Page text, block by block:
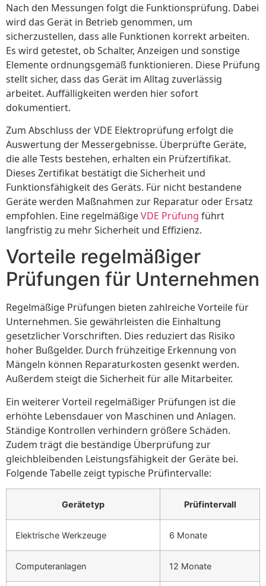
Nach den Messungen folgt die Funktionsprüfung. Dabei
wird das Gerät in Betrieb genommen, um
sicherzustellen, dass alle Funktionen korrekt arbeiten.
Es wird getestet, ob Schalter, Anzeigen und sonstige
Elemente ordnungsgemäß funktionieren. Diese Prüfung
stellt sicher, dass das Gerät im Alltag zuverlässig
arbeitet. Auffälligkeiten werden hier sofort
dokumentiert.
Zum Abschluss der VDE Elektroprüfung erfolgt die
Auswertung der Messergebnisse. Überprüfte Geräte,
die alle Tests bestehen, erhalten ein Prüfzertifikat.
Dieses Zertifikat bestätigt die Sicherheit und
Funktionsfähigkeit des Geräts. Für nicht bestandene
Geräte werden Maßnahmen zur Reparatur oder Ersatz
empfohlen. Eine regelmäßigeVDE Prüfung führt
langfristig zu mehr Sicherheit und Effizienz.
Vorteile regelmäßiger
Prüfungen für Unternehmen
Regelmäßige Prüfungen bieten zahlreiche Vorteile für
Unternehmen. Sie gewährleisten die Einhaltung
gesetzlicher Vorschriften. Dies reduziert das Risiko
hoher Bußgelder. Durch frühzeitige Erkennung von
Mängeln können Reparaturkosten gesenkt werden.
Außerdem steigt die Sicherheit für alle Mitarbeiter.
Ein weiterer Vorteil regelmäßiger Prüfungen ist die
erhöhte Lebensdauer von Maschinen und Anlagen.
Ständige Kontrollen verhindern größere Schäden.
Zudem trägt die beständige Überprüfung zur
gleichbleibenden Leistungsfähigkeit der Geräte bei.
Folgende Tabelle zeigt typische Prüfintervalle:
Gerätetyp Prüfintervall
Elektrische Werkzeuge 6 Monate
Computeranlagen 12 Monate